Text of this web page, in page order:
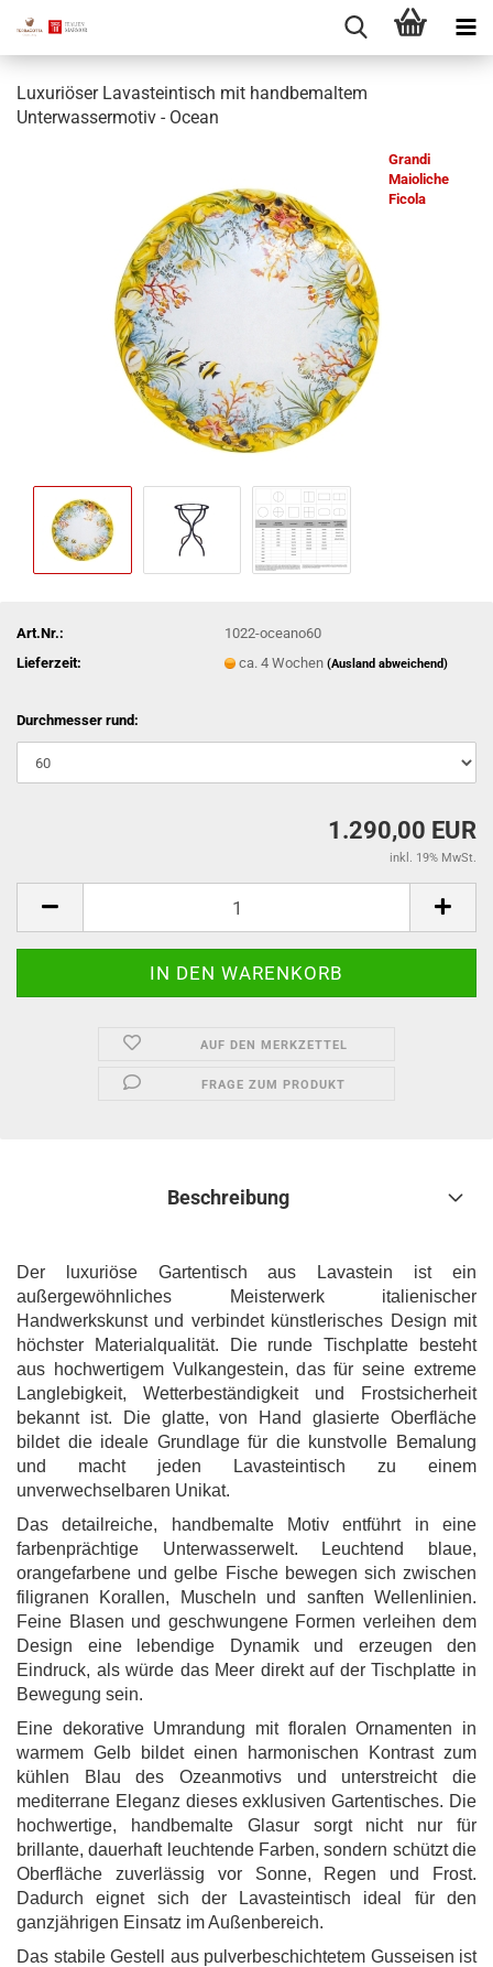
Luxuriöser Lavasteintisch mit handbemaltem
Unterwassermotiv - Ocean
Grandi
Maioliche
Ficola
Art.Nr.:
1022-oceano60
Lieferzeit:
ca. 4 Wochen(Ausland abweichend)
Durchmesser rund:
1.290,00 EUR
inkl. 19% MwSt.
AUF DEN MERKZETTEL
FRAGE ZUM PRODUKT
Beschreibung
Der luxuriöse Gartentisch aus Lavastein ist ein
außergewöhnliches Meisterwerk italienischer
Handwerkskunst und verbindet künstlerisches Design mit
höchster Materialqualität. Die runde Tischplatte besteht
aus hochwertigem Vulkangestein, das für seine extreme
Langlebigkeit, Wetterbeständigkeit und Frostsicherheit
bekannt ist. Die glatte, von Hand glasierte Oberfläche
bildet die ideale Grundlage für die kunstvolle Bemalung
und macht jeden Lavasteintisch zu einem
unverwechselbaren Unikat.
Das detailreiche, handbemalte Motiv entführt in eine
farbenprächtige Unterwasserwelt. Leuchtend blaue,
orangefarbene und gelbe Fische bewegen sich zwischen
filigranen Korallen, Muscheln und sanften Wellenlinien.
Feine Blasen und geschwungene Formen verleihen dem
Design eine lebendige Dynamik und erzeugen den
Eindruck, als würde das Meer direkt auf der Tischplatte in
Bewegung sein.
Eine dekorative Umrandung mit floralen Ornamenten in
warmem Gelb bildet einen harmonischen Kontrast zum
kühlen Blau des Ozeanmotivs und unterstreicht die
mediterrane Eleganz dieses exklusiven Gartentisches. Die
hochwertige, handbemalte Glasur sorgt nicht nur für
brillante, dauerhaft leuchtende Farben, sondern schützt die
Oberfläche zuverlässig vor Sonne, Regen und Frost.
Dadurch eignet sich der Lavasteintisch ideal für den
ganzjährigen Einsatz im Außenbereich.
Das stabile Gestell aus pulverbeschichtetem Gusseisen ist